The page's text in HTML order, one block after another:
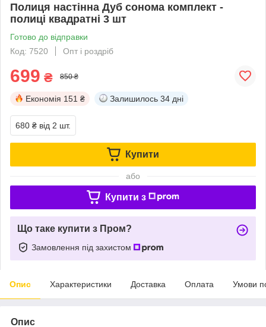
Полиця настінна Дуб сонома комплект -
полиці квадратні 3 шт
Готово до відправки
Код: 7520
Опт і роздріб
699 ₴ 850 ₴
Економія 151 ₴ Залишилось 34 дні
680 ₴ від 2 шт.
Купити
або
Купити з
Що таке купити з Пром?
Замовлення під захистом
Опис Характеристики Доставка Оплата Умови
Опис